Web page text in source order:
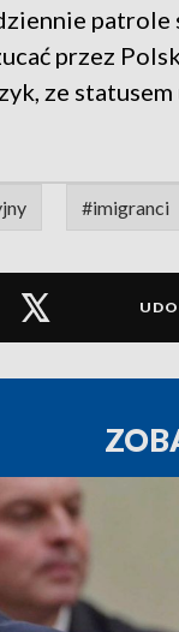
przez
ze
#imigranci